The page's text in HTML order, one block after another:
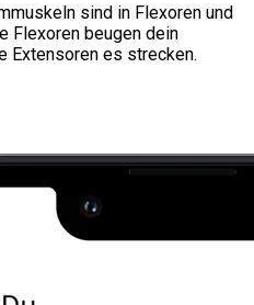
sind in Flexoren und
Flexoren beugen dein
Extensoren es strecken.